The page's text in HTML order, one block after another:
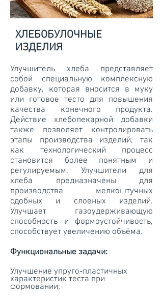
Улучшитель хлеба представляет
собой специальную комплексную
добавку, которая вносится в муку
или готовое тесто для повышения
качества конечного продукта.
Действие хлебопекарной добавки
также позволяет контролировать
этапы производства изделий, так
как технологический процесс
становится более понятным и
регулируемым. Улучшители для
хлеба предназначены для
производства мелкоштучных
сдобных и слоеных изделий.
Улучшает газоудерживающую
способность и формоустойчивость,
способствует увеличению объёма.
Функциональные задачи:
Улучшение упруго-пластичных
характеристик теста при
формовании;
ХЛЕБОБУЛОЧНЫЕ
ИЗДЕЛИЯ